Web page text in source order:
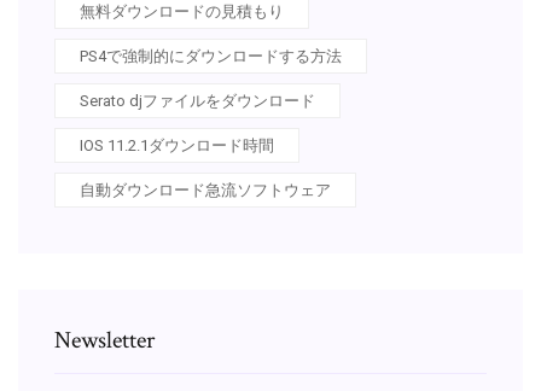
無料ダウンロードの見積もり
PS4で強制的にダウンロードする方法
Serato djファイルをダウンロード
IOS 11.2.1ダウンロード時間
自動ダウンロード急流ソフトウェア
Newsletter